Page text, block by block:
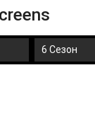
6 Сезон